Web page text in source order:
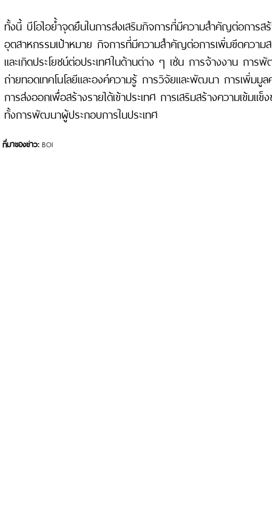
ทั้งนี้ บีโอไอย้ำจุดยืนในการส่งเสริมกิจการที่มีความสำคัญต่อการส
อุตสาหกรรมเป้าหมาย กิจการที่มีความสำคัญต่อการเพิ่มขีดความ
และเกิดประโยชน์ต่อประเทศในด้านต่าง ๆ เช่น การจ้างงาน กา
ถ่ายทอดเทคโนโลยีและองค์ความรู้ การวิจัยและพัฒนา การเพิ่มมูล
การส่งออกเพื่อสร้างรายได้เข้าประเทศ การเสริมสร้างความเข้มแ
ทั้งการพัฒนาผู้ประกอบการในประเทศ
ที่มาของข่าว: BOI